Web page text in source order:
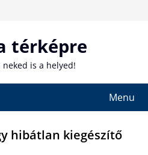
térképre
is a helyed!
Menu
hibátlan kiegészítő